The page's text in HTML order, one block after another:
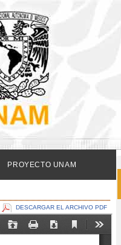
PROYECTO UNAM
DESCARGAR EL ARCHIVO PDF